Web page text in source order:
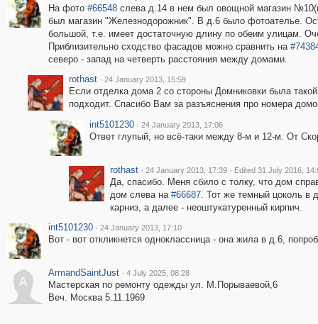
На фото #66548слева д.14 в нем был овощной магазин
был магазин "Железнодорожник". В д.6 было фотоателье.
большой, т.е. имеет достаточную длину по обеим улицам.
Приблизительно сходство фасадов можно сравнить на
северо - запад на четверть расстояния между домами.
rothast · 24 January 2013, 15:59
Если отделка дома 2 со стороны Домниковки была
подходит. Спасибо Вам за разъяснения про номера
int5101230 · 24 January 2013, 17:06
Ответ глупый, но всё-таки между 8-м и 12-м. От
rothast · 24 January 2013, 17:39 · Edited 31 July 2016,
Да, спасибо. Меня сбило с толку, что дом
дом слева на #66687. Тот же темный цоколь в
карниз, а далее - неоштукатуренный кирпич.
int5101230 · 24 January 2013, 17:10
Вот - вот откликнется одноклассница - она жила в д.6,
A
ArmandSaintJust · 4 July 2025, 08:28
Мастерская по ремонту одежды ул. М.Порываевой,6
Веч. Москва 5.11.1969